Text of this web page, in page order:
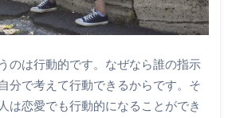
のは行動的です。なぜなら誰の指示
分で考えて行動できるからです。そ
は恋愛でも行動的になることができ